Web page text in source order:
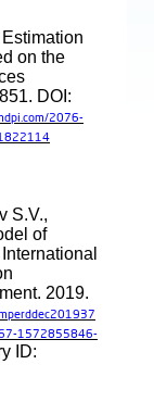
on the
DOI:
2076-
S.V.,
of
2019.
67-1572855846-
ID: